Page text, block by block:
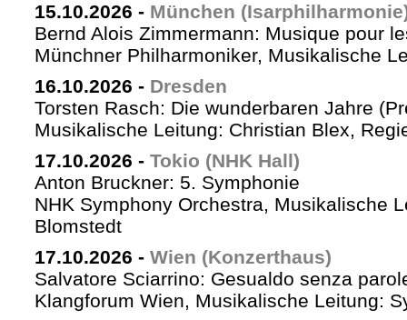
15.10.2026 - München
Bernd Alois Zimmermann: Musique pour
Münchner Philharmoniker, Musikalische
16.10.2026 - Dresden
Torsten Rasch: Die wunderbaren Jahre
Musikalische Leitung: Christian Blex,
17.10.2026 - Tokio (NHK Hall)
Anton Bruckner: 5. Symphonie
NHK Symphony Orchestra, Musikalische
Blomstedt
17.10.2026 - Wien (Konzerthaus)
Salvatore Sciarrino: Gesualdo senza
Klangforum Wien, Musikalische Leitung: